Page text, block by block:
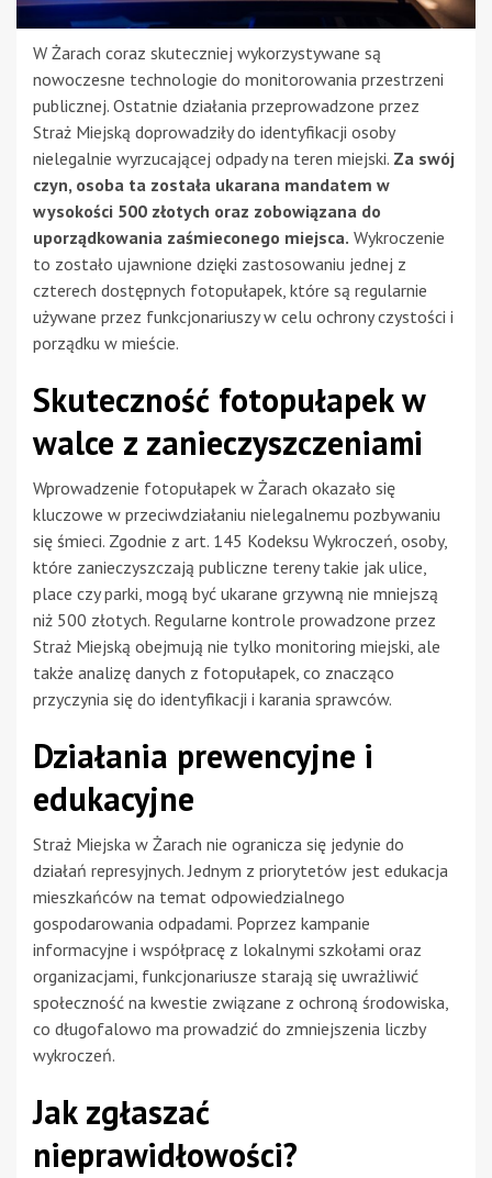
W Żarach coraz skuteczniej wykorzystywane są
nowoczesne technologie do monitorowania przestrzeni
publicznej. Ostatnie działania przeprowadzone przez
Straż Miejską doprowadziły do identyfikacji osoby
nielegalnie wyrzucającej odpady na teren miejski. Za swój
czyn, osoba ta została ukarana mandatem w
wysokości 500 złotych oraz zobowiązana do
uporządkowania zaśmieconego miejsca. Wykroczenie
to zostało ujawnione dzięki zastosowaniu jednej z
czterech dostępnych fotopułapek, które są regularnie
używane przez funkcjonariuszy w celu ochrony czystości i
porządku w mieście.
Skuteczność fotopułapek w
walce z zanieczyszczeniami
Wprowadzenie fotopułapek w Żarach okazało się
kluczowe w przeciwdziałaniu nielegalnemu pozbywaniu
się śmieci. Zgodnie z art. 145 Kodeksu Wykroczeń, osoby,
które zanieczyszczają publiczne tereny takie jak ulice,
place czy parki, mogą być ukarane grzywną nie mniejszą
niż 500 złotych. Regularne kontrole prowadzone przez
Straż Miejską obejmują nie tylko monitoring miejski, ale
także analizę danych z fotopułapek, co znacząco
przyczynia się do identyfikacji i karania sprawców.
Działania prewencyjne i
edukacyjne
Straż Miejska w Żarach nie ogranicza się jedynie do
działań represyjnych. Jednym z priorytetów jest edukacja
mieszkańców na temat odpowiedzialnego
gospodarowania odpadami. Poprzez kampanie
informacyjne i współpracę z lokalnymi szkołami oraz
organizacjami, funkcjonariusze starają się uwrażliwić
społeczność na kwestie związane z ochroną środowiska,
co długofalowo ma prowadzić do zmniejszenia liczby
wykroczeń.
Jak zgłaszać
nieprawidłowości?